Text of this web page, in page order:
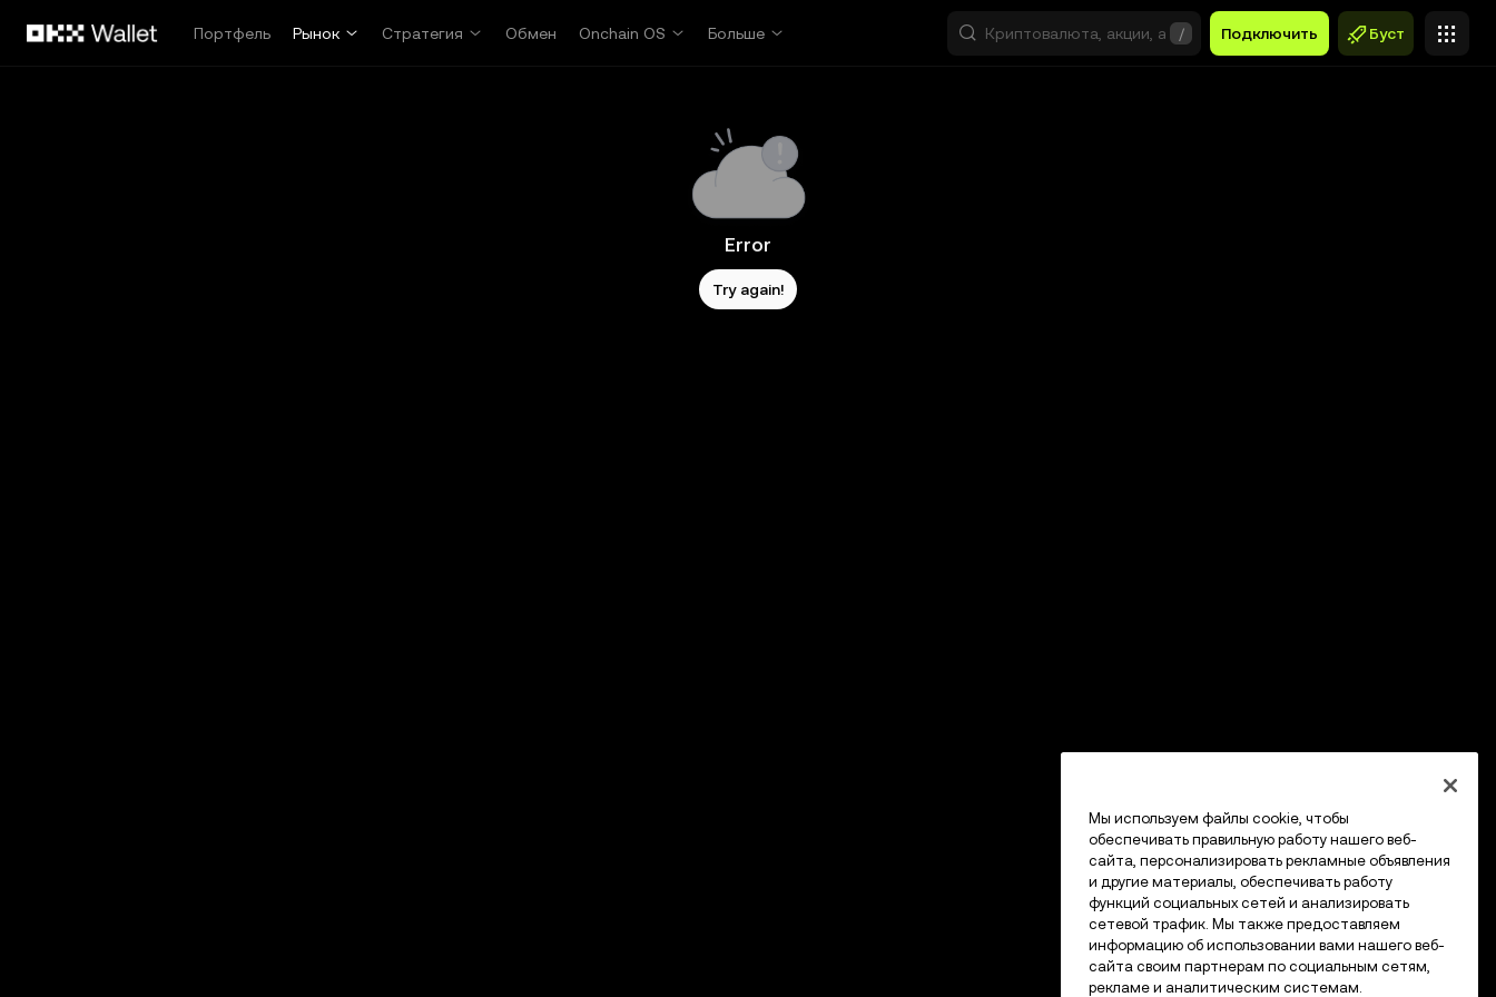
Портфель
Рынок Стратегия Обмен Onchain OS Больше / Подключить Буст
Error
Try again!
Мы используем файлы cookie, чтобы
обеспечивать правильную работу нашего веб-
сайта, персонализировать рекламные объявления
и другие материалы, обеспечивать работу
функций социальных сетей и анализировать
сетевой трафик. Мы также предоставляем
информацию об использовании вами нашего веб-
сайта своим партнерам по социальным сетям,
рекламе и аналитическим системам.